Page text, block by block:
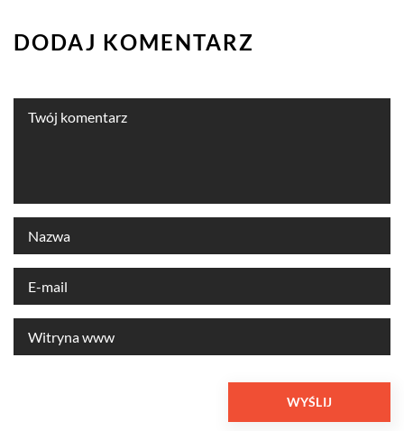
DODAJ KOMENTARZ